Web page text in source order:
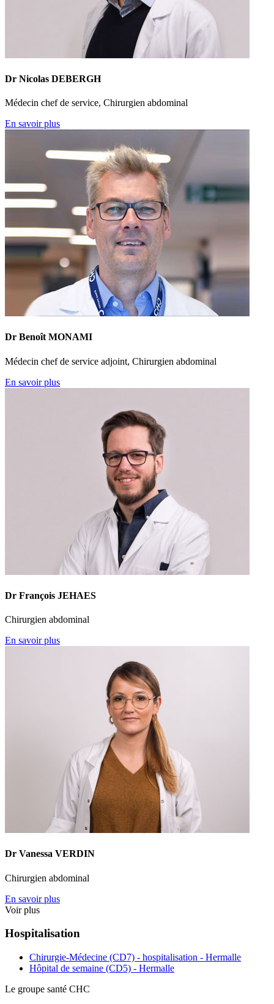
Dr Nicolas DEBERGH
Médecin chef de service, Chirurgien abdominal
En savoir plus
Dr Benoît MONAMI
Médecin chef de service adjoint, Chirurgien abdominal
En savoir plus
Dr François JEHAES
Chirurgien abdominal
En savoir plus
Dr Vanessa VERDIN
Chirurgien abdominal
En savoir plus
Voir plus
Hospitalisation
Chirurgie-Médecine (CD7) - hospitalisation - Hermalle
Hôpital de semaine (CD5) - Hermalle
Le groupe santé CHC